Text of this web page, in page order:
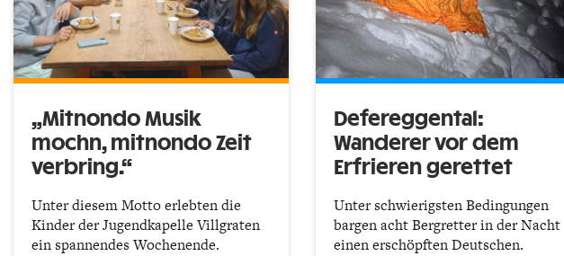
„Mitnondo Musik
mochn, mitnondo Zeit
verbring.“
Unter diesem Motto erlebten die
Kinder der Jugendkapelle Villgraten
ein spannendes Wochenende.
Defereggental:
Wanderer vor dem
Erfrieren gerettet
Unter schwierigsten Bedingungen
bargen acht Bergretter in der Nacht
einen erschöpften Deutschen.